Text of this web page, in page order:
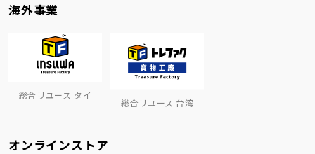
海外事業
総合リユース タイ
総合リユース 台湾
オンラインストア